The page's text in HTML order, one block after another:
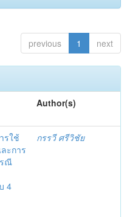
previous 1 next
Author(s)
รใช้
ะการ
ณี
4
กรรวี ศรีวิชัย